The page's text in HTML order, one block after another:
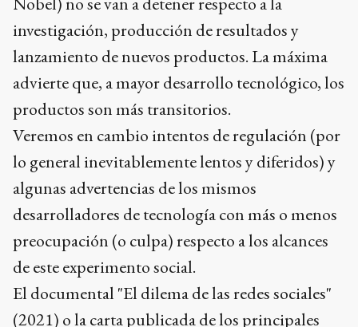
investigación, producción de resultados y
lanzamiento de nuevos productos. La máxima
advierte que, a mayor desarrollo tecnológico, los
productos son más transitorios.
Veremos en cambio intentos de regulación (por
lo general inevitablemente lentos y diferidos) y
algunas advertencias de los mismos
desarrolladores de tecnología con más o menos
preocupación (o culpa) respecto a los alcances
de este experimento social.
El documental "El dilema de las redes sociales"
(2021) o la carta publicada de los principales